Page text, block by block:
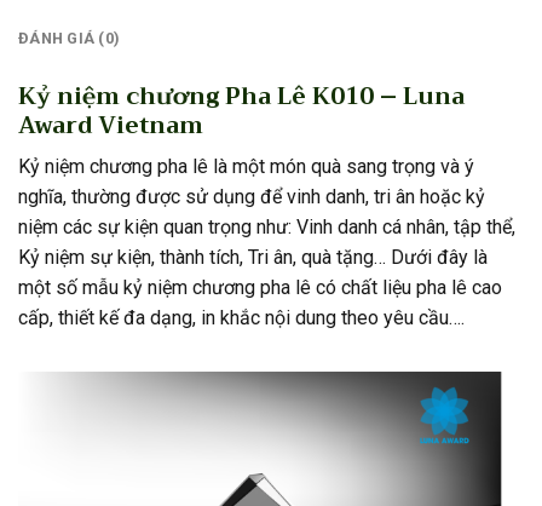
ĐÁNH GIÁ (0)
Kỷ niệm chương Pha Lê K010 – Luna
Award Vietnam
Kỷ niệm chương pha lê là một món quà sang trọng và ý
nghĩa, thường được sử dụng để vinh danh, tri ân hoặc kỷ
niệm các sự kiện quan trọng như: Vinh danh cá nhân, tập thể,
Kỷ niệm sự kiện, thành tích, Tri ân, quà tặng… Dưới đây là
một số mẫu kỷ niệm chương pha lê có chất liệu pha lê cao
cấp, thiết kế đa dạng, in khắc nội dung theo yêu cầu….